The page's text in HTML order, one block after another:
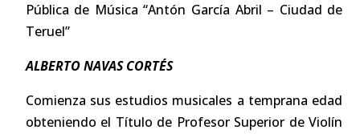
Pública de Música “Antón García Abril – Ciudad de
Teruel”
ALBERTO NAVAS CORTÉS
Comienza sus estudios musicales a temprana edad
obteniendo el Título de Profesor Superior de Violín